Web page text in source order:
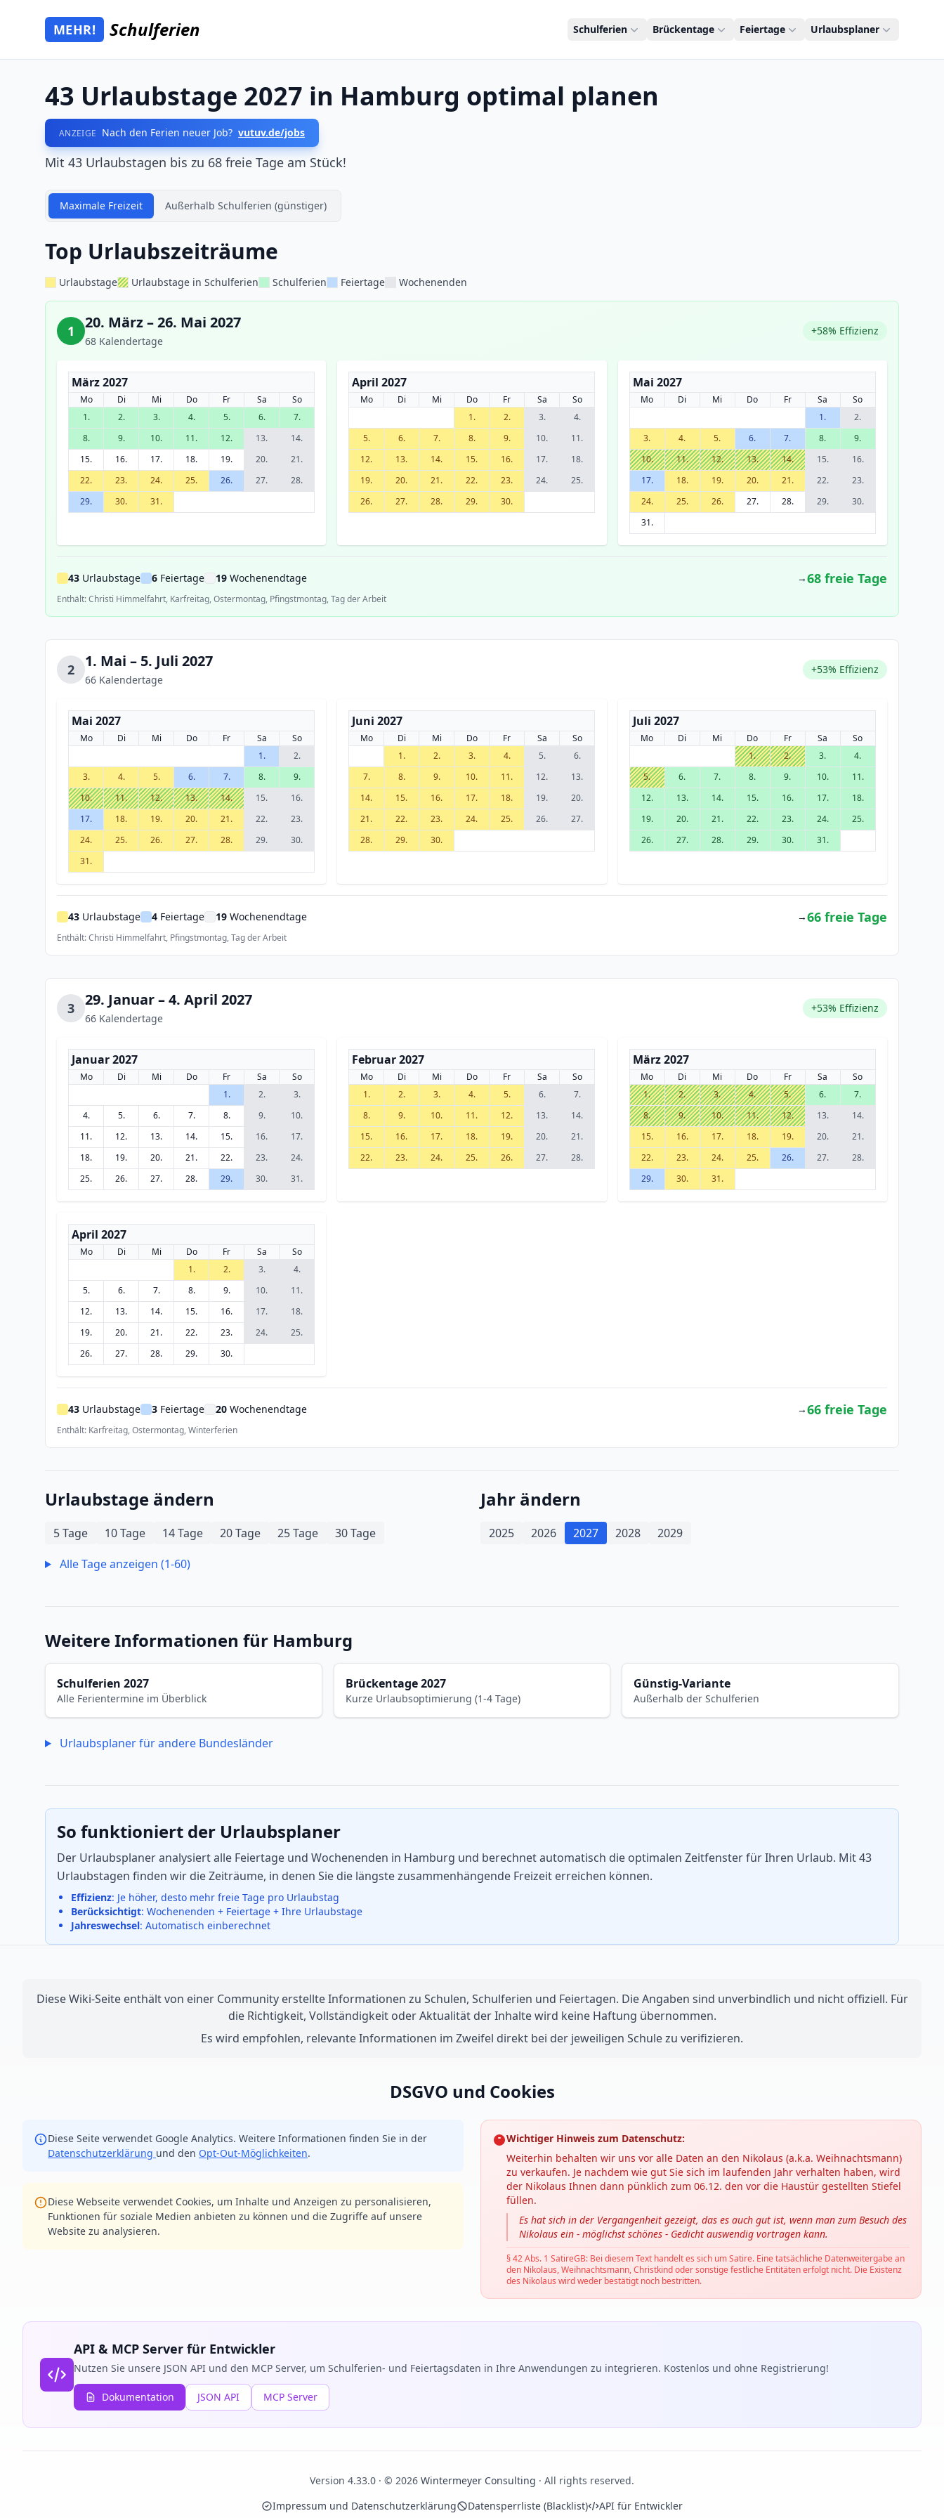
Zum Hauptinhalt springen
Mehr Schulferien
MEHR! Schulferien Schulferien Brückentage Feiertage Urlaubsplaner
43 Urlaubstage 2027 in Hamburg optimal planen
ANZEIGE Nach den Ferien neuer Job? vutuv.de/jobs
Mit 43 Urlaubstagen bis zu 68 freie Tage am Stück!
Maximale Freizeit Außerhalb Schulferien (günstiger)
Top Urlaubszeiträume
Urlaubstage Urlaubstage in Schulferien Schulferien Feiertage Wochenenden
1 20. März – 26. Mai 2027
68 Kalendertage
+58% Effizienz
März 2027
Mo Di Mi Do Fr Sa
So
1.
2. 3. 4. 5. 6.
7.
8.
9. 10. 11. 12. 13.
14.
15.
16. 17. 18. 19. 20.
21.
22.
23. 24. 25. 26. 27.
28.
29.
30. 31.
April 2027
Mo Di Mi Do Fr Sa
So
1.
2. 3.
4.
5.
6. 7. 8. 9. 10.
11.
12.
13. 14. 15. 16. 17.
18.
19.
20. 21. 22. 23. 24.
25.
26.
27. 28. 29. 30.
Mai 2027
Mo Di Mi Do Fr Sa
So
1.
2.
3.
4. 5. 6. 7. 8.
9.
10.
11. 12. 13. 14. 15.
16.
17.
18. 19. 20. 21. 22.
23.
24.
25. 26. 27. 28. 29.
30.
31.
43 Urlaubstage 6 Feiertage 19 Wochenendtage →68 freie Tage
Enthält: Christi Himmelfahrt, Karfreitag, Ostermontag, Pfingstmontag, Tag der Arbeit
2 1. Mai – 5. Juli 2027
66 Kalendertage
+53% Effizienz
Mai 2027
Mo Di Mi Do Fr Sa
So
1.
2.
3.
4. 5. 6. 7. 8.
9.
10.
11. 12. 13. 14. 15.
16.
17.
18. 19. 20. 21. 22.
23.
24.
25. 26. 27. 28. 29.
30.
31.
Juni 2027
Mo Di Mi Do Fr Sa
So
1.
2. 3. 4. 5.
6.
7.
8. 9. 10. 11. 12.
13.
14.
15. 16. 17. 18. 19.
20.
21.
22. 23. 24. 25. 26.
27.
28.
29. 30.
Juli 2027
Mo Di Mi Do Fr Sa
So
1.
2. 3.
4.
5.
6. 7. 8. 9. 10.
11.
12.
13. 14. 15. 16. 17.
18.
19.
20. 21. 22. 23. 24.
25.
26.
27. 28. 29. 30. 31.
43 Urlaubstage 4 Feiertage 19 Wochenendtage →66 freie Tage
Enthält: Christi Himmelfahrt, Pfingstmontag, Tag der Arbeit
3 29. Januar – 4. April 2027
66 Kalendertage
+53% Effizienz
Januar 2027
Mo Di Mi Do Fr Sa
So
1.
2.
3.
4.
5. 6. 7. 8. 9.
10.
11.
12. 13. 14. 15. 16.
17.
18.
19. 20. 21. 22. 23.
24.
25.
26. 27. 28. 29. 30. 31.
Februar 2027
Mo Di Mi Do Fr Sa
So
1.
2. 3. 4. 5. 6.
7.
8.
9. 10. 11. 12. 13.
14.
15.
16. 17. 18. 19. 20.
21.
22.
23. 24. 25. 26. 27. 28.
März 2027
Mo Di Mi Do Fr Sa
So
1.
2. 3. 4. 5. 6.
7.
8.
9. 10. 11. 12. 13.
14.
15.
16. 17. 18. 19. 20.
21.
22.
23. 24. 25. 26. 27.
28.
29.
30. 31.
April 2027
Mo Di Mi Do Fr Sa
So
1.
2. 3.
4.
5.
6. 7. 8. 9. 10.
11.
12.
13. 14. 15. 16. 17.
18.
19.
20. 21. 22. 23. 24.
25.
26.
27. 28. 29. 30.
43 Urlaubstage 3 Feiertage 20 Wochenendtage →66 freie Tage
Enthält: Karfreitag, Ostermontag, Winterferien
Urlaubstage ändern
5 Tage 10 Tage 14 Tage 20 Tage 25 Tage
30 Tage
Alle Tage anzeigen (1-60)
Jahr ändern
2025 2026 2027 2028 2029
Weitere Informationen für Hamburg
Schulferien 2027
Alle Ferientermine im Überblick
Brückentage 2027
Kurze Urlaubsoptimierung (1-4 Tage)
Günstig-Variante
Außerhalb der Schulferien
Urlaubsplaner für andere Bundesländer
So funktioniert der Urlaubsplaner
Der Urlaubsplaner analysiert alle Feiertage und Wochenenden in Hamburg und berechnet automatisch die optimalen Zeitfenster für Ihren Urlaub. Mit 43
Urlaubstagen finden wir die Zeiträume, in denen Sie die längste zusammenhängende Freizeit erreichen können.
Effizienz: Je höher, desto mehr freie Tage pro Urlaubstag
Berücksichtigt: Wochenenden + Feiertage + Ihre Urlaubstage
Jahreswechsel: Automatisch einberechnet
Diese Wiki-Seite enthält von einer Community erstellte Informationen zu Schulen, Schulferien und Feiertagen. Die Angaben sind unverbindlich und nicht offiziell. Für
die Richtigkeit, Vollständigkeit oder Aktualität der Inhalte wird keine Haftung übernommen.
Es wird empfohlen, relevante Informationen im Zweifel direkt bei der jeweiligen Schule zu verifizieren.
DSGVO und Cookies
Diese Seite verwendet Google Analytics. Weitere Informationen finden Sie in der
Datenschutzerklärung und den Opt-Out-Möglichkeiten.
Diese Webseite verwendet Cookies, um Inhalte und Anzeigen zu personalisieren,
Funktionen für soziale Medien anbieten zu können und die Zugriffe auf unsere
Website zu analysieren.
Wichtiger Hinweis zum Datenschutz:
Weiterhin behalten wir uns vor alle Daten an den Nikolaus (a.k.a. Weihnachtsmann)
zu verkaufen. Je nachdem wie gut Sie sich im laufenden Jahr verhalten haben, wird
der Nikolaus Ihnen dann pünklich zum 06.12. den vor die Haustür gestellten Stiefel
füllen.
Es hat sich in der Vergangenheit gezeigt, das es auch gut ist, wenn man zum Besuch des
Nikolaus ein - möglichst schönes - Gedicht auswendig vortragen kann.
§ 42 Abs. 1 SatireGB: Bei diesem Text handelt es sich um Satire. Eine tatsächliche Datenweitergabe an
den Nikolaus, Weihnachtsmann, Christkind oder sonstige festliche Entitäten erfolgt nicht. Die Existenz
des Nikolaus wird weder bestätigt noch bestritten.
API & MCP Server für Entwickler
Nutzen Sie unsere JSON API und den MCP Server, um Schulferien- und Feiertagsdaten in Ihre Anwendungen zu integrieren. Kostenlos und ohne Registrierung!
Dokumentation JSON API MCP Server
Version 4.33.0 · © 2026 Wintermeyer Consulting · All rights reserved.
Impressum und Datenschutzerklärung
Datensperrliste (Blacklist) API für Entwickler